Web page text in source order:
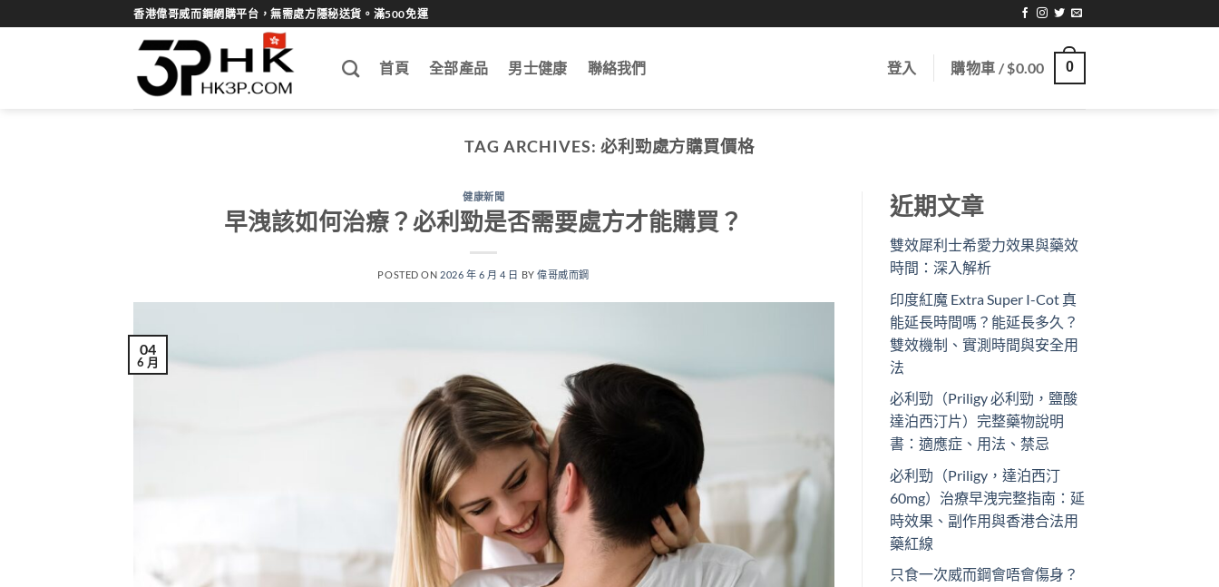
to
香港偉哥威而鋼網購平台，無需處方隱秘送貨。滿500免運
首頁 全部產品 男士健康 聯絡我們 登入 購物車 /$0.00 0
TAG ARCHIVES: 必利勁處方購買價格
健康新聞
早洩該如何治療？必利勁是否需要處方才能購買？
POSTED ON 2026 年 6 月 4 日 BY偉哥威而鋼
04
6 月
近期文章
雙效犀利士希愛力效果與藥效
時間：深入解析
印度紅魔 Extra Super I-Cot 真
能延長時間嗎？能延長多久？
雙效機制、實測時間與安全用
法
必利勁（Priligy 必利勁，鹽酸
達泊西汀片）完整藥物說明
書：適應症、用法、禁忌
必利勁（Priligy，達泊西汀
60mg）治療早洩完整指南：延
時效果、副作用與香港合法用
藥紅線
只食一次威而鋼會唔會傷身？